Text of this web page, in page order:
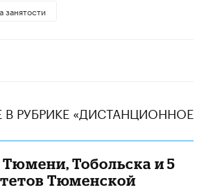
занятости
В РУБРИКЕ «ДИСТАНЦИОННОЕ
Тобольска и 5
Тюменской